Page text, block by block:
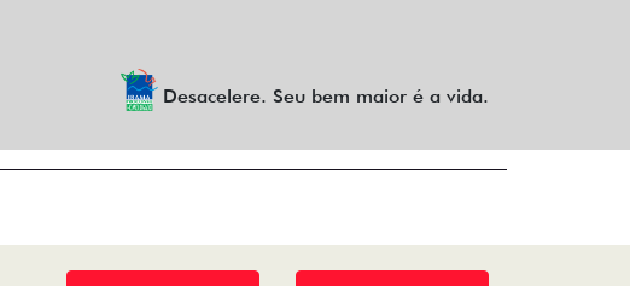
Desacelere. Seu bem maior é a vida.